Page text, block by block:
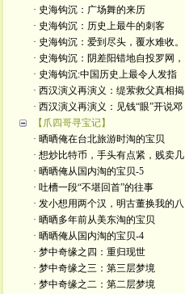
· 史海钩沉：广场舞的来历
· 史海钩沉：历史上最牛的刺客
· 史海钩沉：爱到尽头，覆水难收。
· 史海钩沉：阴差阳错地自投罗网，
· 史海钩沉:中国历史上最令人发指
· 西汉演义再演义：缇萦救父真相揭
· 西汉演义再演义：见钱“眼”开说邓
【爪四哥寻宝记】
· 晒晒俺在台北旅游时淘的宝贝
· 想炒比特币，手头有点紧，贱卖几
· 晒晒俺从国内淘的宝贝-5
· 吐槽一段“不堪回首”的往事
· 发小想用两个汉，明古董换我的八
· 晒晒多年前从美东淘的宝贝
· 晒晒俺从国内淘的宝贝-4
· 梦中奇缘之四：重归现世
· 梦中奇缘之三：第三层梦境
· 梦中奇缘之二：第二层梦境